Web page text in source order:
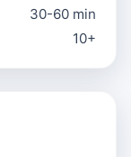
30-60 min
10+